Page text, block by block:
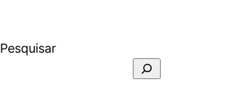
Pesquisar